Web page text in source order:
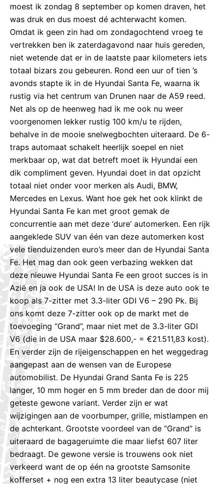
moest ik zondag 8 september op komen draven, het
was druk en dus moest dé achterwacht komen.
Omdat ik geen zin had om zondagochtend vroeg te
vertrekken ben ik zaterdagavond naar huis gereden,
niet wetende dat er in de laatste paar kilometers iets
totaal bizars zou gebeuren. Rond een uur of tien ’s
avonds stapte ik in de Hyundai Santa Fe, waarna ik
rustig via het centrum van Drunen naar de A59 reed.
Net als op de heenweg had ik me ook nu weer
voorgenomen lekker rustig 100 km/u te rijden,
behalve in de mooie snelwegbochten uiteraard. De 6-
traps automaat schakelt heerlijk soepel en niet
merkbaar op, wat dat betreft moet ik Hyundai een
dik compliment geven. Hyundai doet in dat opzicht
totaal niet onder voor merken als Audi, BMW,
Mercedes en Lexus. Want hoe gek het ook klinkt de
Hyundai Santa Fe kan met groot gemak de
concurrentie aan met deze ‘dure’ automerken. Een rijk
aangeklede SUV van één van deze automerken kost
vele tienduizenden euro’s meer dan de Hyundai Santa
Fe. Het mag dan ook geen verbazing wekken dat
deze nieuwe Hyundai Santa Fe een groot succes is in
Azië en ja ook de USA! In de USA is deze auto ook te
koop als 7-zitter met 3.3-liter GDI V6 – 290 Pk. Bij
ons komt deze 7-zitter ook op de markt met de
toevoeging “Grand”, maar niet met de 3.3-liter GDI
V6 (die in de USA maar $28.600,- = €21.511,83 kost).
En verder zijn de rijeigenschappen en het weggedrag
aangepast aan de wensen van de Europese
automobilist. De Hyundai Grand Santa Fe is 225
langer, 10 mm hoger en 5 mm breder dan de door mij
geteste gewone variant. Verder zijn er wat
wijzigingen aan de voorbumper, grille, mistlampen en
de achterkant. Grootste voordeel van de “Grand” is
uiteraard de bagageruimte die maar liefst 607 liter
bedraagt. De gewone versie is trouwens ook niet
verkeerd want de op één na grootste Samsonite
kofferset + nog een extra 13 liter beautycase (niet